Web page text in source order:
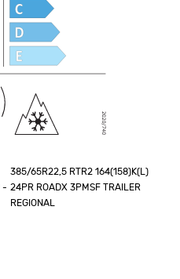
385/65R22,5 RTR2 164(158)K(L)
24PR ROADX 3PMSF TRAILER
REGIONAL